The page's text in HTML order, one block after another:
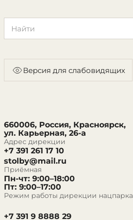
Версия для слабовидящих
660006, Россия, Красноярск,
ул. Карьерная, 26-а
Адрес дирекции
+7 391 261 17 10
stolby@mail.ru
Приёмная
Пн-чт: 9:00–18:00
Пт: 9:00–17:00
Режим работы дирекции нацпарка
+7 391 9 8888 29